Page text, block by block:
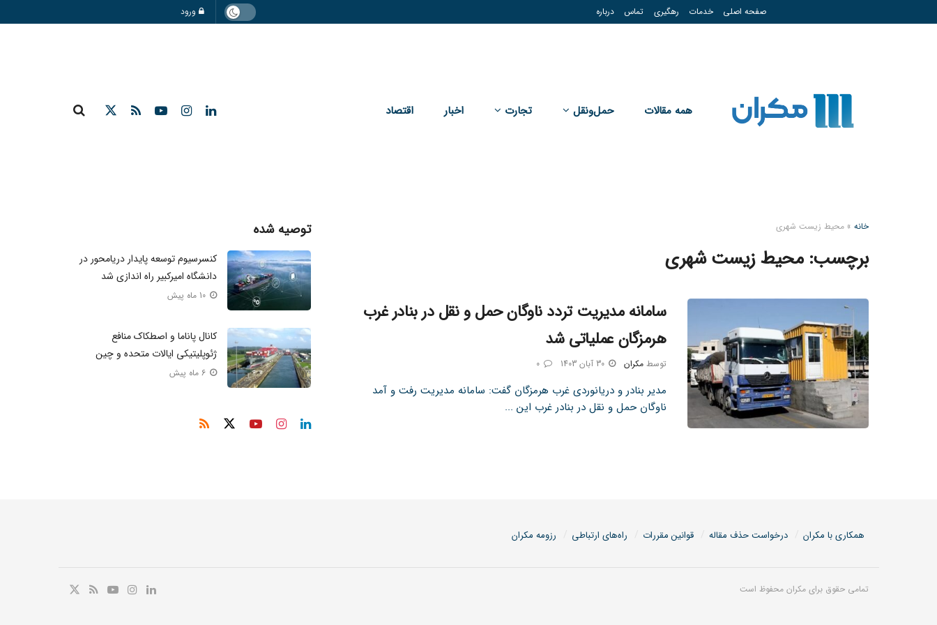
صفحه اصلی خدمات رهگیری تماس درباره ورود
همه مقالات حمل‌و‌نقل تجارت اخبار اقتصاد
خانه »محیط زیست شهری
برچسب:محیط زیست شهری
سامانه مدیریت تردد ناوگان حمل و نقل در بنادر غرب
هرمزگان عملیاتی شد
توسط مکران 30 آبان 1403 0
مدیر بنادر و دریانوردی غرب هرمزگان گفت: سامانه مدیریت رفت و آمد
ناوگان حمل و نقل در بنادر غرب این ...
توصیه شده
کنسرسیوم توسعه پایدار دریامحور در
دانشگاه امیرکبیر راه اندازی شد
10 ماه پیش
کانال پاناما و اصطکاک منافع
ژئوپلیتیکی ایالات متحده و چین
6 ماه پیش
همکاری با مکران درخواست حذف مقاله قوانین مقررات راه‌های ارتباطی رزومه مکران
تمامی حقوق برای مکران محفوظ است